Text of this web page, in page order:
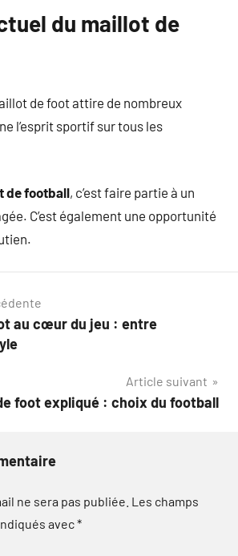
du maillot de
de foot attire de nombreux
l’esprit sportif sur tous les
de football, c’est faire partie à un
C’est également une opportunité
au cœur du jeu : entre
Article suivant
foot expliqué : choix du football
ne sera pas publiée. Les champs
avec*